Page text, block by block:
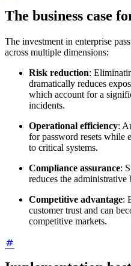
The business case
The investment in enterprise
across multiple dimensions:
Risk reduction:
dramatically reduces
which account for a
incidents.
Operational efficiency:
for password resets while
to critical systems.
Compliance assurance:
reduces the administrative
Competitive advantage:
customer trust and can
competitive markets.